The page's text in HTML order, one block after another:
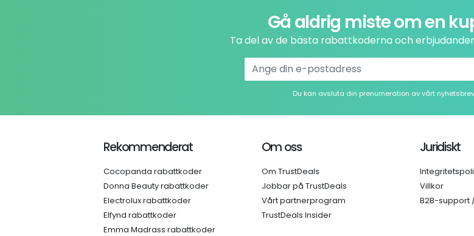
Gå aldrig miste om en
Ta del av de bästa rabattkoderna och
Du kan avsluta din prenumeration av vårt
Rekommenderat
Cocopanda rabattkoder
Donna Beauty rabattkoder
Electrolux rabattkoder
Elfynd rabattkoder
Emma Madrass rabattkoder
Om oss
Om TrustDeals
Jobbar på TrustDeals
Vårt partnerprogram
TrustDeals Insider
Juridiskt
Villkor
B2B-support